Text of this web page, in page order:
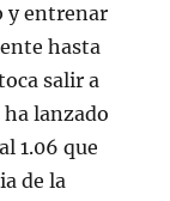
y entrenar
hasta
salir a
ha lanzado
1.06 que
de la